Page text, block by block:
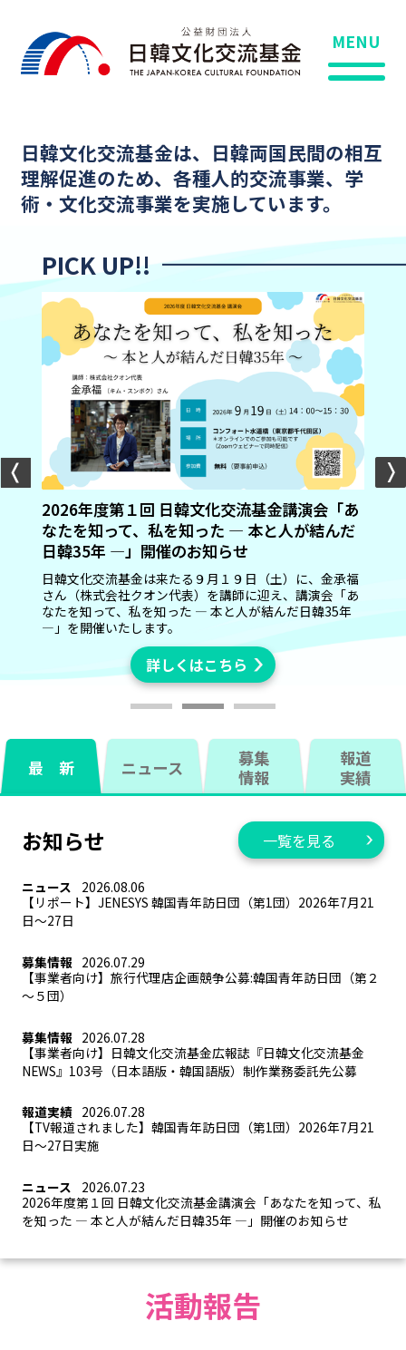
MENU
日韓文化交流基金は、日韓両国民間の相互
理解促進のため、 各種人的交流事業、学
術・文化交流事業を実施しています。
詳しくはこちら
詳しくはこちら
PICK UP!!
2026年度第１回 日韓文化交流基金講演会「あ
なたを知って、私を知った ― 本と人が結んだ
日韓35年 ―」開催のお知らせ
日韓文化交流基金は来たる９月１９日（土）に、金承福
さん（株式会社クオン代表）を講師に迎え、講演会「あ
なたを知って、私を知った ― 本と人が結んだ日韓35年
―」を開催いたします。
詳しくはこちら
詳しくはこちら
詳しくはこちら
最 新 ニュース
募集
情報
報道
実績
お知らせ 一覧を見る
ニュース
2026.08.06
【リポート】JENESYS 韓国青年訪日団（第1団）2026年7月21
日～27日
募集情報 2026.07.29
【事業者向け】旅行代理店企画競争公募:韓国青年訪日団（第２
～５団）
募集情報 2026.07.28
【事業者向け】日韓文化交流基金広報誌『日韓文化交流基金
NEWS』103号（日本語版・韓国語版）制作業務委託先公募
報道実績 2026.07.28
【TV報道されました】韓国青年訪日団（第1団）2026年7月21
日～27日実施
ニュース
2026.07.23
2026年度第１回 日韓文化交流基金講演会「あなたを知って、私
を知った ― 本と人が結んだ日韓35年 ―」開催のお知らせ
活動報告